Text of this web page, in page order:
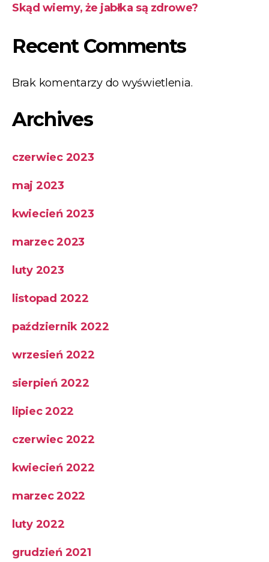
Skąd wiemy, że jabłka są zdrowe?
Recent Comments
Brak komentarzy do wyświetlenia.
Archives
czerwiec 2023
maj 2023
kwiecień 2023
marzec 2023
luty 2023
listopad 2022
październik 2022
wrzesień 2022
sierpień 2022
lipiec 2022
czerwiec 2022
kwiecień 2022
marzec 2022
luty 2022
grudzień 2021